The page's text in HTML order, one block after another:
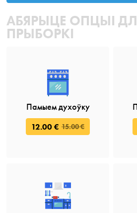
АБЯРЫЦЕ ОПЦЫІ
ПРЫБОРКІ
Памыем духоўку
12.00 € 15.00 €